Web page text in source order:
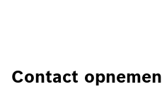
Contact opnemen